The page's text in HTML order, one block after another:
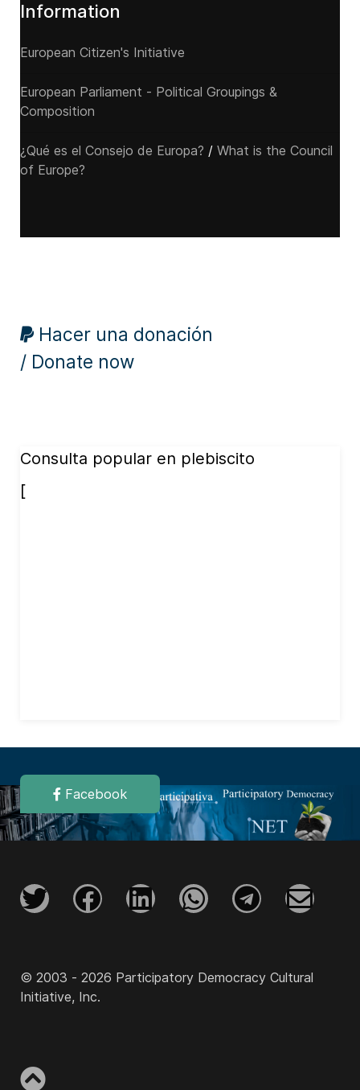
Information
European Citizen's Initiative
European Parliament - Political Groupings &
Composition
¿Qué es el Consejo de Europa? / What is the Council
of Europe?
Hacer una donación
/ Donate now
Consulta popular en plebiscito
[
Facebook
© 2003 - 2026 Participatory Democracy Cultural
Initiative, Inc.